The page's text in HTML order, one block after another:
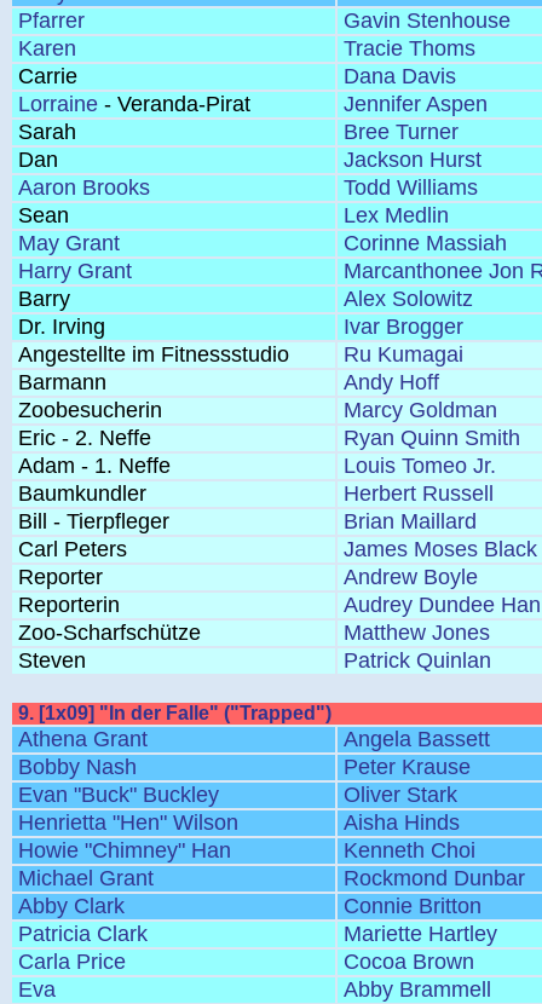
Pfarrer
Gavin Stenhouse
Karen
Tracie Thoms
Carrie
Dana Davis
Lorraine - Veranda-Pirat
Jennifer Aspen
Sarah
Bree Turner
Dan
Jackson Hurst
Aaron Brooks
Todd Williams
Sean
Lex Medlin
May Grant
Corinne Massiah
Harry Grant
Marcanthonee Jon
Barry
Alex Solowitz
Dr. Irving
Ivar Brogger
Angestellte im Fitnessstudio
Ru Kumagai
Barmann
Andy Hoff
Zoobesucherin
Marcy Goldman
Eric - 2. Neffe
Ryan Quinn Smith
Adam - 1. Neffe
Louis Tomeo Jr.
Baumkundler
Herbert Russell
Bill - Tierpfleger
Brian Maillard
Carl Peters
James Moses Black
Reporter
Andrew Boyle
Reporterin
Audrey Dundee
Zoo-Scharfschütze
Matthew Jones
Steven
Patrick Quinlan
9. [1x09] "In der Falle" ("Trapped")
Athena Grant
Angela Bassett
Bobby Nash
Peter Krause
Evan "Buck" Buckley
Oliver Stark
Henrietta "Hen" Wilson
Aisha Hinds
Howie "Chimney" Han
Kenneth Choi
Michael Grant
Rockmond Dunbar
Abby Clark
Connie Britton
Patricia Clark
Mariette Hartley
Carla Price
Cocoa Brown
Eva
Abby Brammell